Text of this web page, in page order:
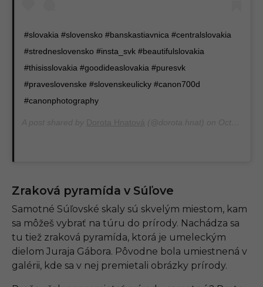
#slovakia #slovensko #banskastiavnica #centralslovakia
#stredneslovensko #insta_svk #beautifulslovakia
#thisisslovakia #goodideaslovakia #puresvk
#praveslovenske #slovenskeulicky #canon700d
#canonphotography
Zraková pyramída v Súľove
Samotné Súľovské skaly sú skvelým miestom, kam
sa môžeš vybrať na túru do prírody. Nachádza sa
tu tiež zraková pyramída, ktorá je umeleckým
dielom Juraja Gábora. Pôvodne bola umiestnená v
galérii, kde sa v nej premietali obrázky prírody.